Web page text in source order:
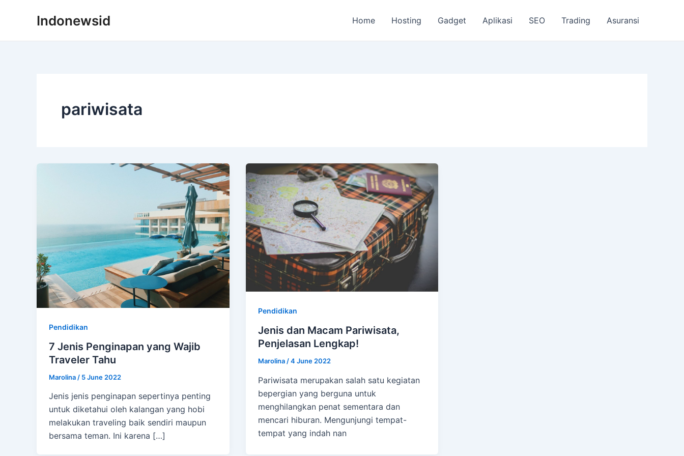
Indonewsid Home Hosting Gadget Aplikasi SEO Trading Asuransi
pariwisata
Pendidikan
7 Jenis Penginapan yang Wajib
Traveler Tahu
Marolina / 5 June 2022
Jenis jenis penginapan sepertinya penting
untuk diketahui oleh kalangan yang hobi
melakukan traveling baik sendiri maupun
bersama teman. Ini karena […]
Pendidikan
Jenis dan Macam Pariwisata,
Penjelasan Lengkap!
Marolina /4 June 2022
Pariwisata merupakan salah satu kegiatan
bepergian yang berguna untuk
menghilangkan penat sementara dan
mencari hiburan. Mengunjungi tempat-
tempat yang indah nan